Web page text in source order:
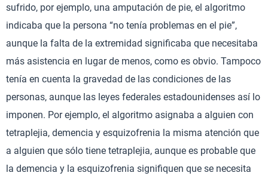
sufrido, por ejemplo, una amputación de pie, el algoritmo
indicaba que la persona “no tenía problemas en el pie”,
aunque la falta de la extremidad significaba que necesitaba
más asistencia en lugar de menos, como es obvio. Tampoco
tenía en cuenta la gravedad de las condiciones de las
personas, aunque las leyes federales estadounidenses así lo
imponen. Por ejemplo, el algoritmo asignaba a alguien con
tetraplejia, demencia y esquizofrenia la misma atención que
a alguien que sólo tiene tetraplejia, aunque es probable que
la demencia y la esquizofrenia signifiquen que se necesita